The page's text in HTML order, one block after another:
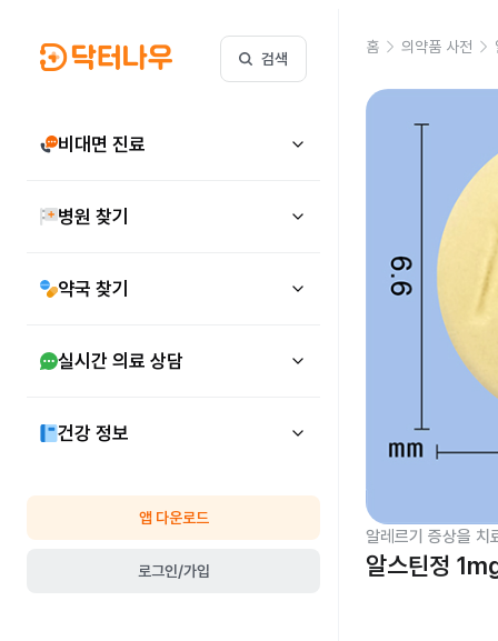
검색
비대면 진료
병원 찾기
약국 찾기
실시간 의료 상담
건강 정보
앱 다운로드
로그인/가입
홈 의약품 사전
알레르기 증상을 치
알스틴정